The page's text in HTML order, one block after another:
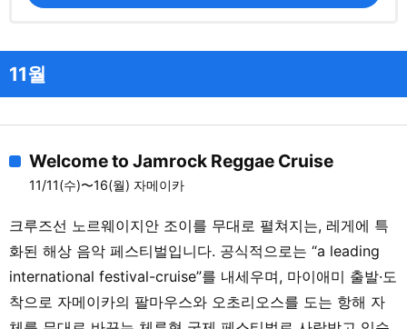
11월
Welcome to Jamrock Reggae Cruise
11/11(수)〜16(월) 자메이카
크루즈선 노르웨이지안 조이를 무대로 펼쳐지는, 레게에 특
화된 해상 음악 페스티벌입니다. 공식적으로는 “a leading
international festival-cruise”를 내세우며, 마이애미 출발·도
착으로 자메이카의 팔마우스와 오초리오스를 도는 항해 자